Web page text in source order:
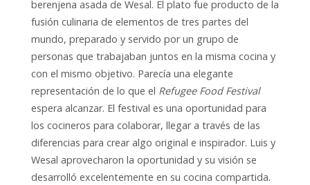
berenjena asada de Wesal. El plato fue producto de la
fusión culinaria de elementos de tres partes del
mundo, preparado y servido por un grupo de
personas que trabajaban juntos en la misma cocina y
con el mismo objetivo. Parecía una elegante
representación de lo que el Refugee Food Festival
espera alcanzar. El festival es una oportunidad para
los cocineros para colaborar, llegar a través de las
diferencias para crear algo original e inspirador. Luis y
Wesal aprovecharon la oportunidad y su visión se
desarrolló excelentemente en su cocina compartida.